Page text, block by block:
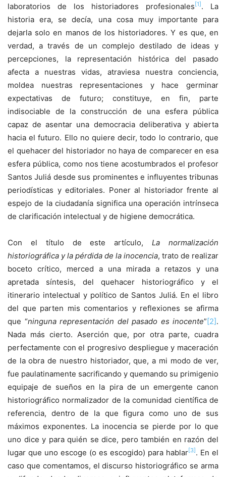
laboratorios de los historiadores profesionales [1] . La
historia era, se decía, una cosa muy importante para
dejarla solo en manos de los historiadores. Y es que, en
verdad, a través de un complejo destilado de ideas y
percepciones, la representación histórica del pasado
afecta a nuestras vidas, atraviesa nuestra conciencia,
moldea nuestras representaciones y hace germinar
expectativas de futuro; constituye, en fin, parte
indisociable de la construcción de una esfera pública
capaz de asentar una democracia deliberativa y abierta
hacia el futuro. Ello no quiere decir, todo lo contrario, que
el quehacer del historiador no haya de comparecer en esa
esfera pública, como nos tiene acostumbrados el profesor
Santos Juliá desde sus prominentes e influyentes tribunas
periodísticas y editoriales. Poner al historiador frente al
espejo de la ciudadanía significa una operación intrínseca
de clarificación intelectual y de higiene democrática.
Con el título de este artículo,La normalización
historiográfica y la pérdida de la inocencia, trato de realizar
boceto crítico, merced a una mirada a retazos y una
apretada síntesis, del quehacer historiográfico y el
itinerario intelectual y político de Santos Juliá. En el libro
del que parten mis comentarios y reflexiones se afirma
que “ninguna representación del pasado es inocente”[2].
Nada más cierto. Aserción que, por otra parte, cuadra
perfectamente con el progresivo despliegue y maceración
de la obra de nuestro historiador, que, a mi modo de ver,
fue paulatinamente sacrificando y quemando su primigenio
equipaje de sueños en la pira de un emergente canon
historiográfico normalizador de la comunidad científica de
referencia, dentro de la que figura como uno de sus
máximos exponentes. La inocencia se pierde por lo que
uno dice y para quién se dice, pero también en razón del
lugar que uno escoge (o es escogido) para hablar[3] . En el
caso que comentamos, el discurso historiográfico se arma